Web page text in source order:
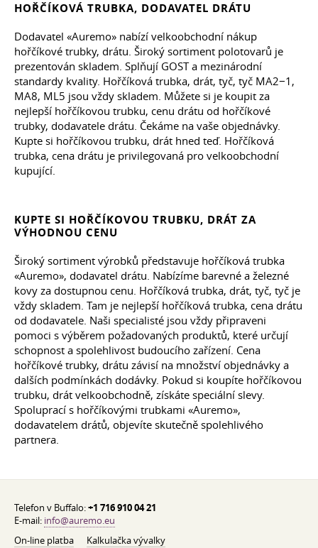
HOŘČÍKOVÁ TRUBKA, DODAVATEL DRÁTU
Dodavatel «Auremo» nabízí velkoobchodní nákup
hořčíkové trubky, drátu. Široký sortiment polotovarů je
prezentován skladem. Splňují GOST a mezinárodní
standardy kvality. Hořčíková trubka, drát, tyč, tyč MA2−1,
MA8, ML5 jsou vždy skladem. Můžete si je koupit za
nejlepší hořčíkovou trubku, cenu drátu od hořčíkové
trubky, dodavatele drátu. Čekáme na vaše objednávky.
Kupte si hořčíkovou trubku, drát hned teď. Hořčíková
trubka, cena drátu je privilegovaná pro velkoobchodní
kupující.
KUPTE SI HOŘČÍKOVOU TRUBKU, DRÁT ZA
VÝHODNOU CENU
Široký sortiment výrobků představuje hořčíková trubka
«Auremo», dodavatel drátu. Nabízíme barevné a železné
kovy za dostupnou cenu. Hořčíková trubka, drát, tyč, tyč je
vždy skladem. Tam je nejlepší hořčíková trubka, cena drátu
od dodavatele. Naši specialisté jsou vždy připraveni
pomoci s výběrem požadovaných produktů, které určují
schopnost a spolehlivost budoucího zařízení. Cena
hořčíkové trubky, drátu závisí na množství objednávky a
dalších podmínkách dodávky. Pokud si koupíte hořčíkovou
trubku, drát velkoobchodně, získáte speciální slevy.
Spoluprací s hořčíkovými trubkami «Auremo»,
dodavatelem drátů, objevíte skutečně spolehlivého
partnera.
Telefon v Buffalo:+1 716 910 04 21
E-mail: info@auremo.eu
On-line platba
Kalkulačka vývalky